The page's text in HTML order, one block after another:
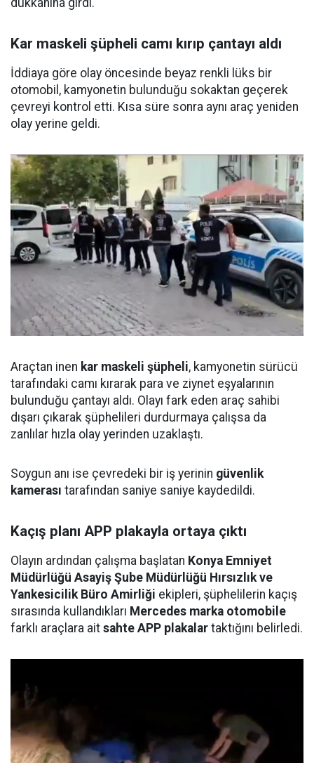
dükkanına girdi.
Kar maskeli şüpheli camı kırıp çantayı aldı
İddiaya göre olay öncesinde beyaz renkli lüks bir
otomobil, kamyonetin bulunduğu sokaktan geçerek
çevreyi kontrol etti. Kısa süre sonra aynı araç yeniden
olay yerine geldi.
Araçtan inen kar maskeli şüpheli, kamyonetin sürücü
tarafındaki camı kırarak para ve ziynet eşyalarının
bulunduğu çantayı aldı. Olayı fark eden araç sahibi
dışarı çıkarak şüphelileri durdurmaya çalışsa da
zanlılar hızla olay yerinden uzaklaştı.
Soygun anı ise çevredeki bir iş yerinin güvenlik
kamerası tarafından saniye saniye kaydedildi.
Kaçış planı APP plakayla ortaya çıktı
Olayın ardından çalışma başlatan Konya Emniyet
Müdürlüğü Asayiş Şube Müdürlüğü Hırsızlık ve
Yankesicilik Büro Amirliği ekipleri, şüphelilerin kaçış
sırasında kullandıkları Mercedes marka otomobile
farklı araçlara ait sahte APP plakalar taktığını belirledi.